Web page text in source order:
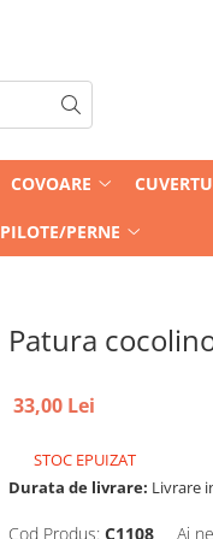
COVOARE
PILOTE/PERNE
Patura
33,00 Lei
STOC EPUIZAT
Durata de livrare: Livrare
Cod Produs: C1108 Ai